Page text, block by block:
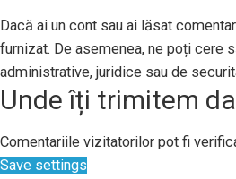
Dacă ai un cont sau ai lăsat
furnizat. De asemenea, ne poți cere
administrative, juridice sau de
Unde îți trimitem
Comentariile vizitatorilor pot fi
Save settings